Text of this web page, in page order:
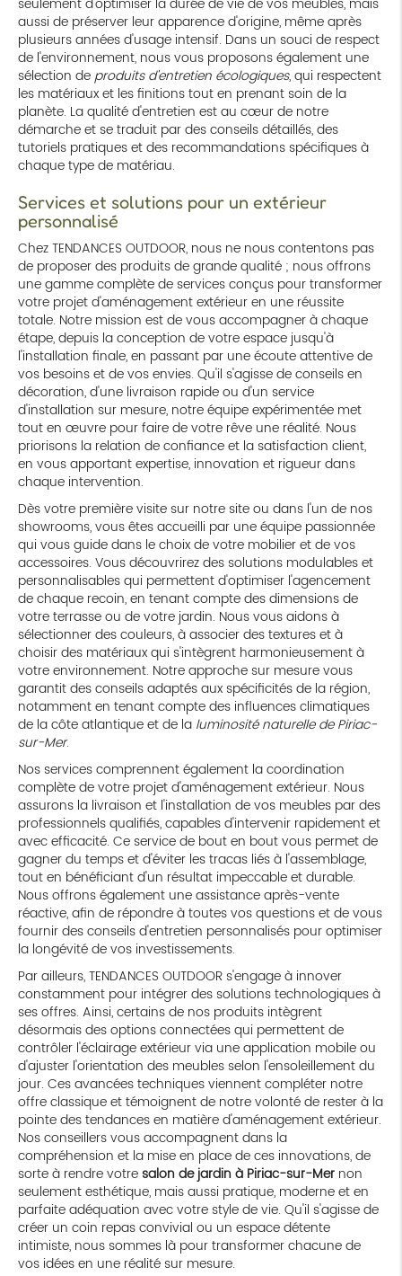
seulement d'optimiser la durée de vie de vos meubles, mais
aussi de préserver leur apparence d'origine, même après
plusieurs années d'usage intensif. Dans un souci de respect
de l'environnement, nous vous proposons également une
sélection deproduits d'entretien écologiques, qui respectent
les matériaux et les finitions tout en prenant soin de la
planète. La qualité d'entretien est au cœur de notre
démarche et se traduit par des conseils détaillés, des
tutoriels pratiques et des recommandations spécifiques à
chaque type de matériau.
Services et solutions pour un extérieur
personnalisé
Chez TENDANCES OUTDOOR, nous ne nous contentons pas
de proposer des produits de grande qualité ; nous offrons
une gamme complète de services conçus pour transformer
votre projet d'aménagement extérieur en une réussite
totale. Notre mission est de vous accompagner à chaque
étape, depuis la conception de votre espace jusqu'à
l'installation finale, en passant par une écoute attentive de
vos besoins et de vos envies. Qu'il s'agisse de conseils en
décoration, d'une livraison rapide ou d'un service
d'installation sur mesure, notre équipe expérimentée met
tout en œuvre pour faire de votre rêve une réalité. Nous
priorisons la relation de confiance et la satisfaction client,
en vous apportant expertise, innovation et rigueur dans
chaque intervention.
Dès votre première visite sur notre site ou dans l'un de nos
showrooms, vous êtes accueilli par une équipe passionnée
qui vous guide dans le choix de votre mobilier et de vos
accessoires. Vous découvrirez des solutions modulables et
personnalisables qui permettent d'optimiser l'agencement
de chaque recoin, en tenant compte des dimensions de
votre terrasse ou de votre jardin. Nous vous aidons à
sélectionner des couleurs, à associer des textures et à
choisir des matériaux qui s'intègrent harmonieusement à
votre environnement. Notre approche sur mesure vous
garantit des conseils adaptés aux spécificités de la région,
notamment en tenant compte des influences climatiques
de la côte atlantique et de la luminosité naturelle de Piriac-
sur-Mer.
Nos services comprennent également la coordination
complète de votre projet d'aménagement extérieur. Nous
assurons la livraison et l'installation de vos meubles par des
professionnels qualifiés, capables d'intervenir rapidement et
avec efficacité. Ce service de bout en bout vous permet de
gagner du temps et d'éviter les tracas liés à l'assemblage,
tout en bénéficiant d'un résultat impeccable et durable.
Nous offrons également une assistance après-vente
réactive, afin de répondre à toutes vos questions et de vous
fournir des conseils d'entretien personnalisés pour optimiser
la longévité de vos investissements.
Par ailleurs, TENDANCES OUTDOOR s'engage à innover
constamment pour intégrer des solutions technologiques à
ses offres. Ainsi, certains de nos produits intègrent
désormais des options connectées qui permettent de
contrôler l'éclairage extérieur via une application mobile ou
d'ajuster l'orientation des meubles selon l'ensoleillement du
jour. Ces avancées techniques viennent compléter notre
offre classique et témoignent de notre volonté de rester à la
pointe des tendances en matière d'aménagement extérieur.
Nos conseillers vous accompagnent dans la
compréhension et la mise en place de ces innovations, de
sorte à rendre votre salon de jardin à Piriac-sur-Mer non
seulement esthétique, mais aussi pratique, moderne et en
parfaite adéquation avec votre style de vie. Qu'il s'agisse de
créer un coin repas convivial ou un espace détente
intimiste, nous sommes là pour transformer chacune de
vos idées en une réalité sur mesure.